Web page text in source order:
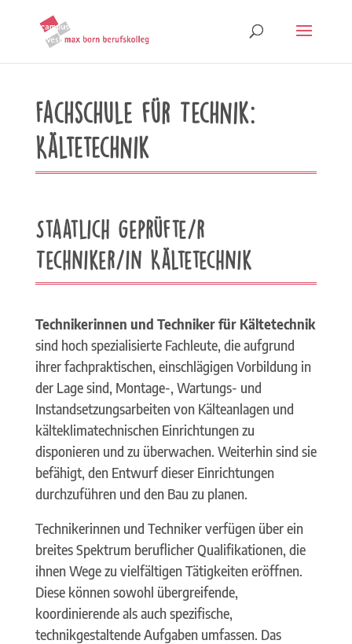
Fachschule für Technik:
Kältetechnik
Staatlich geprüfte/r
Techniker/in Kältetechnik
Technikerinnen und Techniker für Kältetechnik
sind hoch spezialisierte Fachleute, die aufgrund
ihrer fachpraktischen, einschlägigen Vorbildung in
der Lage sind, Montage-, Wartungs- und
Instandsetzungsarbeiten von Kälteanlagen und
kälteklimatechnischen Einrichtungen zu
disponieren und zu überwachen. Weiterhin sind sie
befähigt, den Entwurf dieser Einrichtungen
durchzuführen und den Bau zu planen.
Technikerinnen und Techniker verfügen über ein
breites Spektrum beruflicher Qualifikationen, die
ihnen Wege zu vielfältigen Tätigkeiten eröffnen.
Diese können sowohl übergreifende,
koordinierende als auch spezifische,
technikgestaltende Aufgaben umfassen. Das